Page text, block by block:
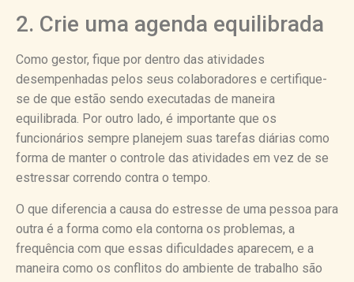
2. Crie uma agenda equilibrada
Como gestor, fique por dentro das atividades
desempenhadas pelos seus colaboradores e certifique-
se de que estão sendo executadas de maneira
equilibrada. Por outro lado, é importante que os
funcionários sempre planejem suas tarefas diárias como
forma de manter o controle das atividades em vez de se
estressar correndo contra o tempo.
O que diferencia a causa do estresse de uma pessoa para
outra é a forma como ela contorna os problemas, a
frequência com que essas dificuldades aparecem, e a
maneira como os conflitos do ambiente de trabalho são